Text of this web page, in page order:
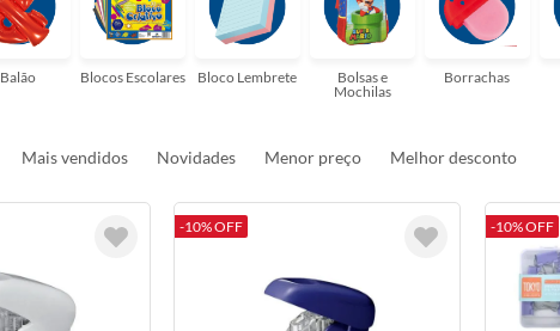
Balão Blocos Escolares Bloco Lembrete
Bolsas e
Mochilas
Borrachas
Mais vendidos Novidades Menor preço Melhor desconto
-10% OFF -10% OFF